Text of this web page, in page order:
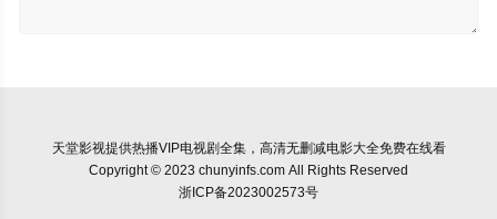
天堂影视提供热播VIP电视剧全集，高清无删减电影大全免费在线看
Copyright © 2023 chunyinfs.com All Rights Reserved
浙ICP备2023002573号